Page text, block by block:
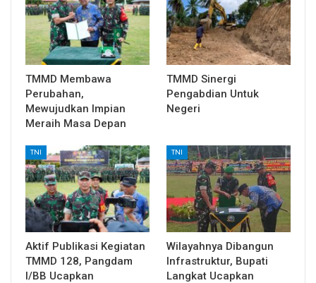
TMMD Membawa
Perubahan,
Mewujudkan Impian
Meraih Masa Depan
TMMD Sinergi
Pengabdian Untuk
Negeri
TNI
Aktif Publikasi Kegiatan
TMMD 128, Pangdam
I/BB Ucapkan
TNI
Wilayahnya Dibangun
Infrastruktur, Bupati
Langkat Ucapkan